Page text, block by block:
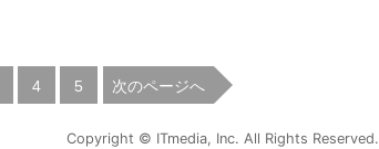
4 5 次のページへ
Copyright © ITmedia, Inc. All Rights Reserved.